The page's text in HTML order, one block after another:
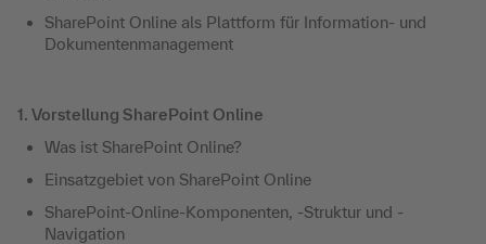
SharePoint Online als Plattform für Information- und
Dokumentenmanagement
1. Vorstellung SharePoint Online
Was ist SharePoint Online?
Einsatzgebiet von SharePoint Online
SharePoint-Online-Komponenten, -Struktur und -
Navigation